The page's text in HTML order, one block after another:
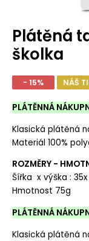
Plátěná
školka
- 15% NÁŠ
PLÁTĚNNÁ
Klasická plátěná
Materiál 100%
ROZMĚRY -
Šířka x výška :
Hmotnost 75g
PLÁTĚNNÁ
Klasická plátěná